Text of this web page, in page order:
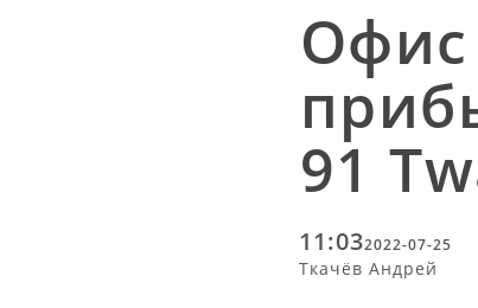
Офис
91
11:032022-07-25
Ткачёв Андрей